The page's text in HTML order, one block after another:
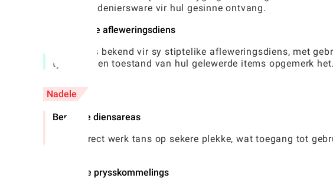
beste kruideniersware vir hul gesinne ontvang.
Betroubare afleweringsdiens
Die app is bekend vir sy stiptelike afleweringsdiens, met
tydigheid en toestand van hul gelewerde items opgemerk het.
Nadele
Beperkte diensareas
FreshDirect werk tans op sekere plekke, wat toegang tot
Af en toe prysskommelings